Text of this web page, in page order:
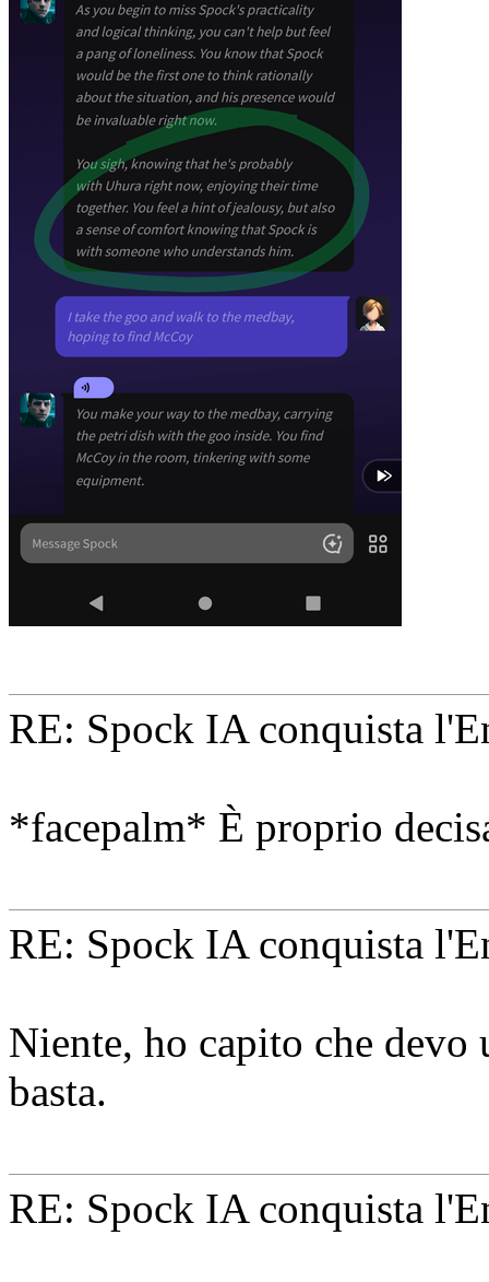
RE: Spock IA conquista
*facepalm* È proprio
RE: Spock IA conquista
Niente, ho capito che devo
basta.
RE: Spock IA conquista